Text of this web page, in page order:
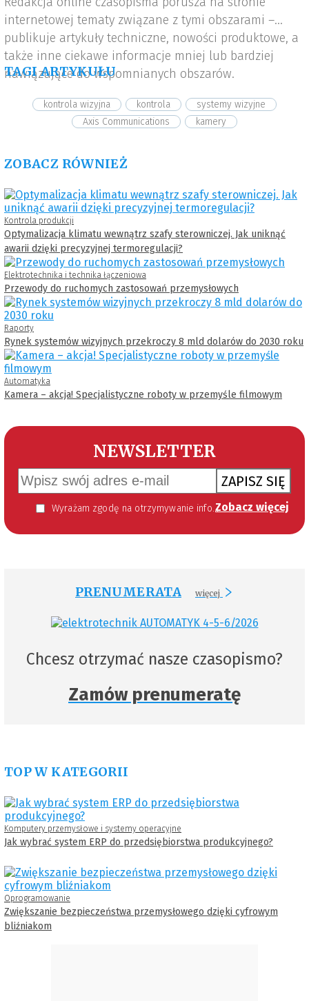
internetowej tematy związane z tymi obszarami –
publikuje artykuły techniczne, nowości produktowe, a
także inne ciekawe informacje mniej lub bardziej
nawiązujące do wspomnianych obszarów.
TAGI ARTYKUŁU
kontrola wizyjna kontrola
systemy wizyjne
Axis Communications
kamery
ZOBACZ RÓWNIEŻ
Kontrola produkcji
Optymalizacja klimatu wewnątrz szafy sterowniczej. Jak uniknąć
awarii dzięki precyzyjnej termoregulacji?
Elektrotechnika i technika łączeniowa
Przewody do ruchomych zastosowań przemysłowych
Raporty
Rynek systemów wizyjnych przekroczy 8 mld dolarów do 2030 roku
Automatyka
Kamera – akcja! Specjalistyczne roboty w przemyśle filmowym
NEWSLETTER
ZAPISZ SIĘ
Wyrażam zgodę na otrzymywanie informacji handlowej kierowanej do mnie za pomocą środków komunikacji elektronicznej w szczególności poczty elektronicznej zgodnie z przepisem art. 10 ust 2 ustawy z dnia 18 lipca 2002 roku o świadczeniu usług drogą elektroniczną (Dz. U. 144 z 2002 r. poz. 1204). Zgoda jest dobrowolna, jednak jej wyrażenie jest konieczne, aby otrzymywać newsletter. Zobacz więcej
PRENUMERATA więcej
Chcesz otrzymać nasze czasopismo?
Zamów prenumeratę
TOP W KATEGORII
Komputery przemysłowe i systemy operacyjne
Jak wybrać system ERP do przedsiębiorstwa produkcyjnego?
Oprogramowanie
Zwiększanie bezpieczeństwa przemysłowego dzięki cyfrowym
bliźniakom